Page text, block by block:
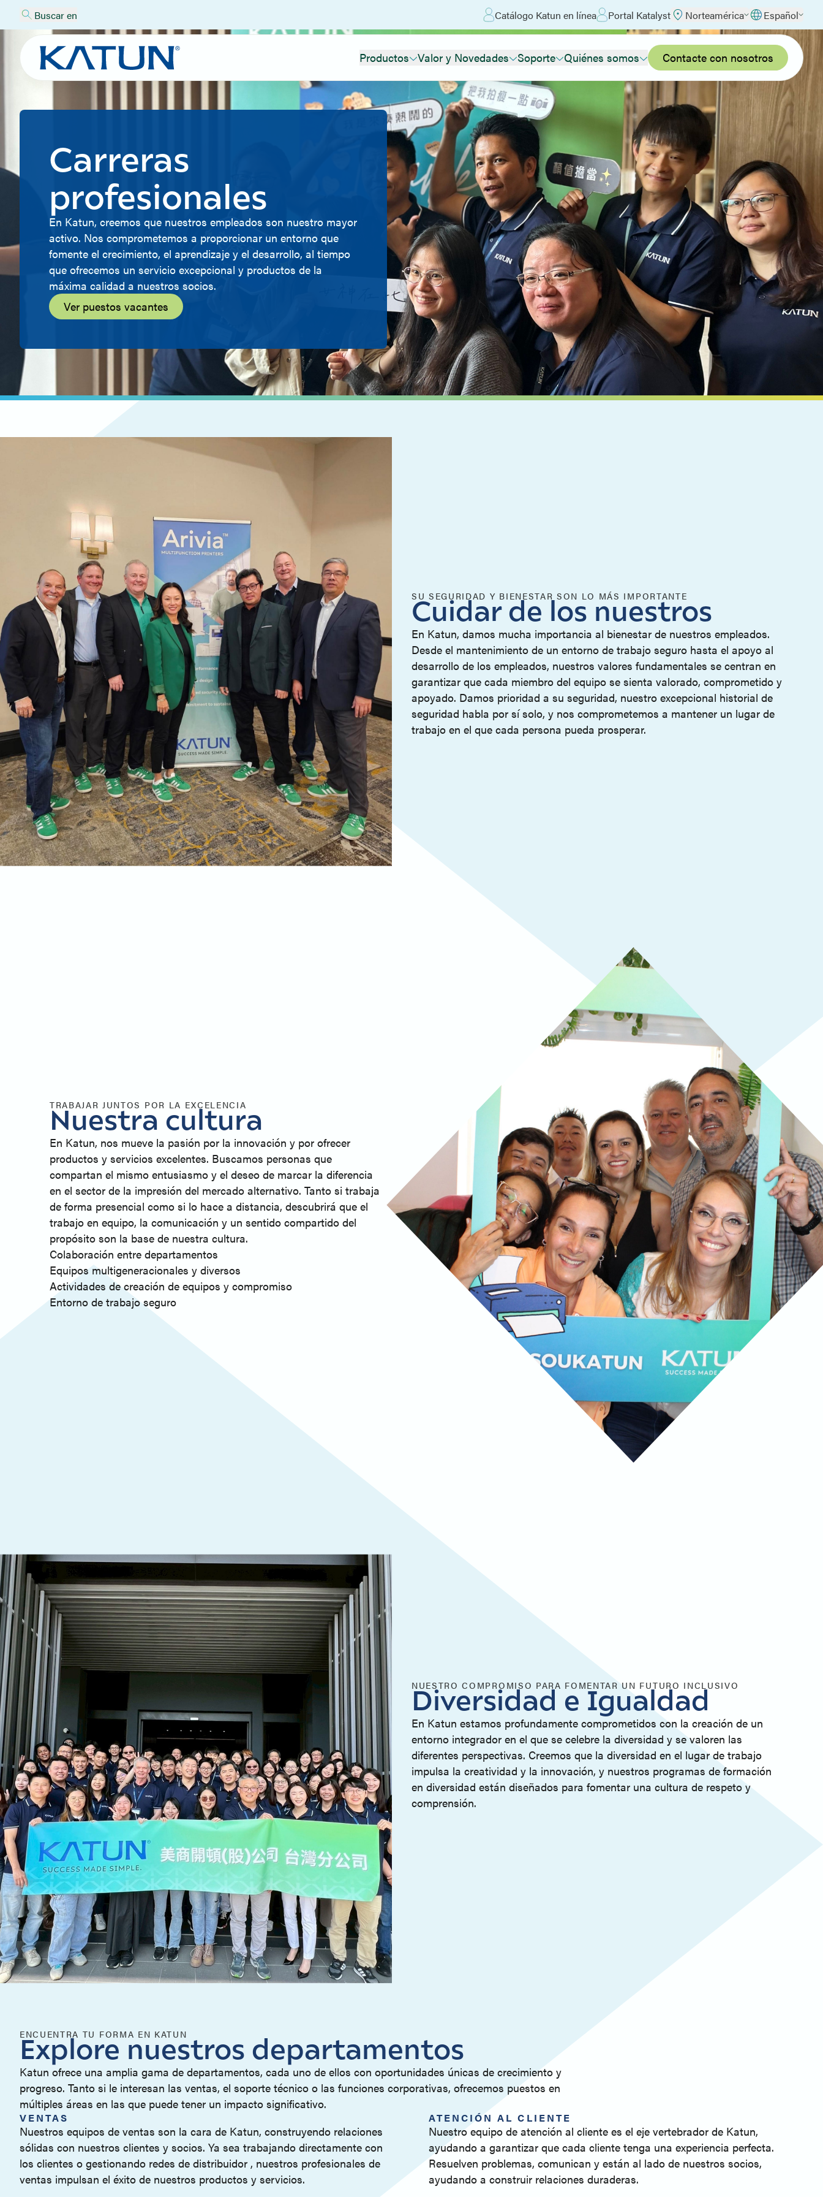
Buscar en Catálogo Katun en línea Portal Katalyst Norteamérica Español
Productos Valor y Novedades Soporte Quiénes somos Contacte con nosotros
Carreras
profesionales
En Katun, creemos que nuestros empleados son nuestro mayor
activo. Nos comprometemos a proporcionar un entorno que
fomente el crecimiento, el aprendizaje y el desarrollo, al tiempo
que ofrecemos un servicio excepcional y productos de la
máxima calidad a nuestros socios.
Ver puestos vacantes
SU SEGURIDAD Y BIENESTAR SON LO MÁS IMPORTANTE
Cuidar de los nuestros
En Katun, damos mucha importancia al bienestar de nuestros empleados.
Desde el mantenimiento de un entorno de trabajo seguro hasta el apoyo al
desarrollo de los empleados, nuestros valores fundamentales se centran en
garantizar que cada miembro del equipo se sienta valorado, comprometido y
apoyado. Damos prioridad a su seguridad, nuestro excepcional historial de
seguridad habla por sí solo, y nos comprometemos a mantener un lugar de
trabajo en el que cada persona pueda prosperar.
TRABAJAR JUNTOS POR LA EXCELENCIA
Nuestra cultura
En Katun, nos mueve la pasión por la innovación y por ofrecer
productos y servicios excelentes. Buscamos personas que
compartan el mismo entusiasmo y el deseo de marcar la diferencia
en el sector de la impresión del mercado alternativo. Tanto si trabaja
de forma presencial como si lo hace a distancia, descubrirá que el
trabajo en equipo, la comunicación y un sentido compartido del
propósito son la base de nuestra cultura.
Colaboración entre departamentos
Equipos multigeneracionales y diversos
Actividades de creación de equipos y compromiso
Entorno de trabajo seguro
NUESTRO COMPROMISO PARA FOMENTAR UN FUTURO INCLUSIVO
Diversidad e Igualdad
En Katun estamos profundamente comprometidos con la creación de un
entorno integrador en el que se celebre la diversidad y se valoren las
diferentes perspectivas. Creemos que la diversidad en el lugar de trabajo
impulsa la creatividad y la innovación, y nuestros programas de formación
en diversidad están diseñados para fomentar una cultura de respeto y
comprensión.
ENCUENTRA TU FORMA EN KATUN
Explore nuestros departamentos
Katun ofrece una amplia gama de departamentos, cada uno de ellos con oportunidades únicas de crecimiento y
progreso. Tanto si le interesan las ventas, el soporte técnico o las funciones corporativas, ofrecemos puestos en
múltiples áreas en las que puede tener un impacto significativo.
VENTAS
Nuestros equipos de ventas son la cara de Katun, construyendo relaciones
sólidas con nuestros clientes y socios. Ya sea trabajando directamente con
los clientes o gestionando redes de distribuidor , nuestros profesionales de
ventas impulsan el éxito de nuestros productos y servicios.
ATENCIÓN AL CLIENTE
Nuestro equipo de atención al cliente es el eje vertebrador de Katun,
ayudando a garantizar que cada cliente tenga una experiencia perfecta.
Resuelven problemas, comunican y están al lado de nuestros socios,
ayudando a construir relaciones duraderas.